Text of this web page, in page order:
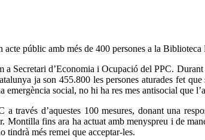
acte públic amb més de 400 persones a la
a Secretari d’Economia i Ocupació del PPC.
ja son 455.800 les persones aturades fet
emergència social, no hi ha res mes antisocial que
través d’aquestes 100 mesures, donant una
Montilla fins ara ha actuat amb menyspreu i de
tindrà més remei que acceptar-les.